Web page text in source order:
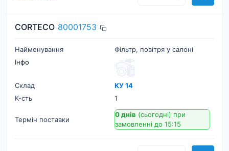
CORTECO 80001753
Найменування
Фільтр, повітря у салоні
Інфо
Склад
КУ 14
К-cть
1
Термін поставки
0 днів (сьогодні) при
замовленні до 15:15